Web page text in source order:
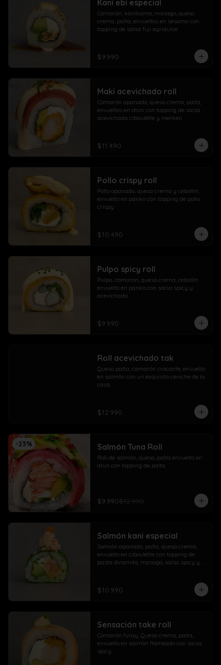
Kani ebi especial
Camarón, kanikama, masago, queso
crema, palta, envueltos en sésamo con
topping de salsa fuji agridulce
$9.990
Maki acevichado roll
Camarón apanado, queso crema, palta,
envueltos en atún con topping de salsa
acevichada ciboulette y merken
$11.490
Pollo crispy roll
Pollo apanado, queso crema y cebollín,
envuelto en panko con topping de pollo
crispy
$10.490
Pulpo spicy roll
Pulpo, camarón, queso crema, cebollín
envuelto en panko con salsa spicy y
acevichada
$9.990
Roll acevichado tak
Queso palta, camarón crocante, envuelto
en salmón con un exquisito ceviche de la
casa.
$12.990
-23% Salmón Tuna Roll
Roll de salmón, queso, palta envuelto en
atun con topping de palta
$9.990$12.990
Salmón kani especial
Salmón apanado, palta, queso crema,
envuelto en ciboulette con topping de
pasta dinamita, masago, salsa spicy y
$10.990
Sensación take roll
Camarón furay, Queso crema, palta,
envuelto en salmón flameado con salsa
spicy